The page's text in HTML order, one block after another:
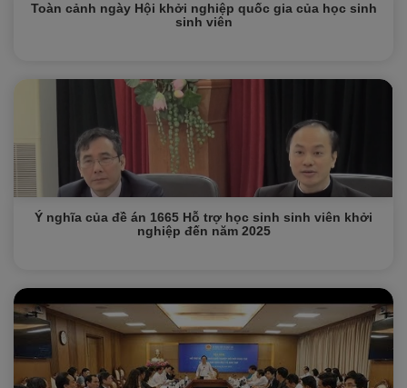
Toàn cảnh ngày Hội khởi nghiệp quốc gia của học sinh
sinh viên
Ý nghĩa của đề án 1665 Hỗ trợ học sinh sinh viên khởi
nghiệp đến năm 2025